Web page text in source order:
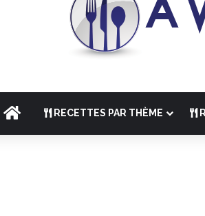
ACCUEILRECETTES PAR THÈME